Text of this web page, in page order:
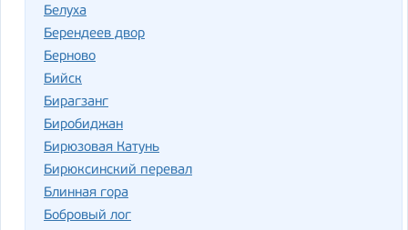
Белуха
Берендеев двор
Берново
Бийск
Бирагзанг
Биробиджан
Бирюзовая Катунь
Бирюксинский перевал
Блинная гора
Бобровый лог